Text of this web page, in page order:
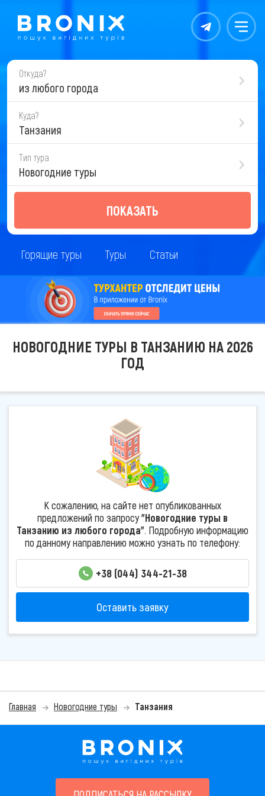
Контакты Меню
Откуда?
из любого города
Куда?
Танзания
Тип тура
Новогодние туры
ПОКАЗАТЬ
Горящие туры Туры Статьи
НОВОГОДНИЕ ТУРЫ В ТАНЗАНИЮ НА 2026
ГОД
К сожалению, на сайте нет опубликованных
предложений по запросу"Новогодние туры в
Танзанию из любого города". Подробную информацию
по данному направлению можно узнать по телефону:
+38 (044) 344-21-38
Оставить заявку
Главная Новогодние туры Танзания